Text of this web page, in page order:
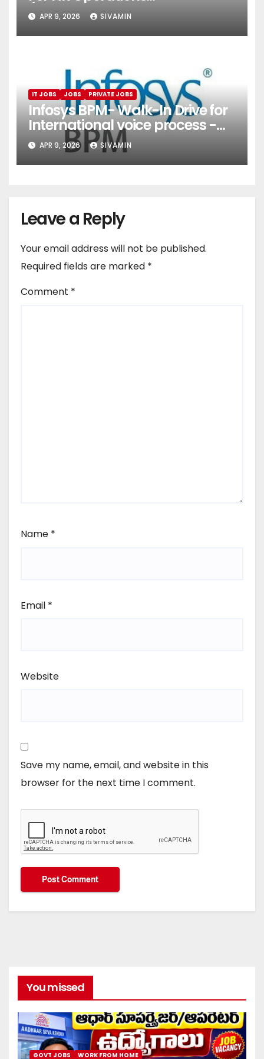
(Onboarding & Employee
Services)
APR 9, 2026 SIVAMIN
IT JOBS JOBS PRIVATE JOBS
Infosys BPM- Walk-In Drive for
International voice process -
Pune
APR 9, 2026 SIVAMIN
Leave a Reply
Your email address will not be published.
Required fields are marked *
Comment *
Name *
Email *
Website
Save my name, email, and website in this
browser for the next time I comment.
You missed
GOVT JOBS WORK FROM HOME